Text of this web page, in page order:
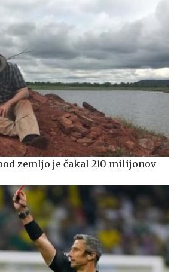
zemljo je čakal 210 milijonov